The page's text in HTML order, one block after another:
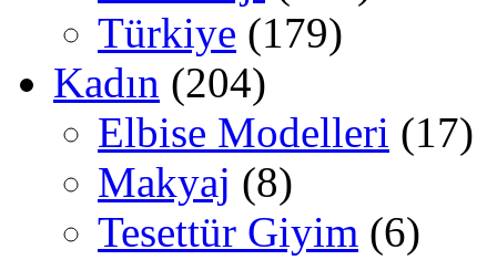
Türkiye (179)
Kadın (204)
Elbise Modelleri (17)
Makyaj (8)
Tesettür Giyim (6)